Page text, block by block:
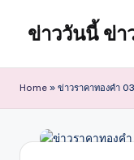
content
ข่าววันนี้ ข่า
Home » ข่าวราคาทองคำ